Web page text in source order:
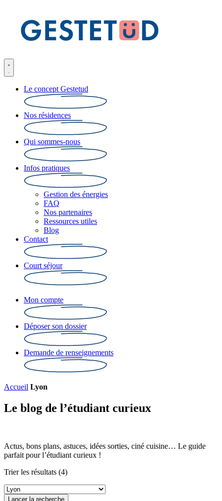
Le concept Gestetud
Nos résidences
Qui sommes-nous
Infos pratiques
Gestion des énergies
FAQ
Nos partenaires
Ressources utiles
Blog
Contact
Court séjour
Mon compte
Déposer son dossier
Demande de renseignements
Accueil Lyon
Le blog de l’étudiant curieux
Actus, bons plans, astuces, idées sorties, ciné cuisine… Le guide
parfait pour l’étudiant curieux !
Trier les résultats (4)
Lancer la recherche